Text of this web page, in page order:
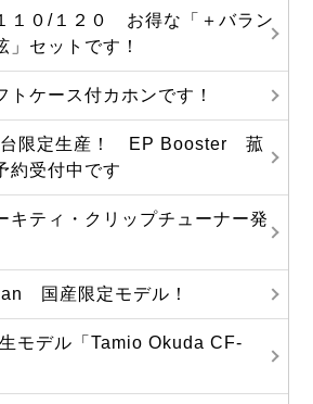
１０/１２０ お得な「＋バラン
」セットです！
ケース付カホンです！
台限定生産！ EP Booster 菰
受付中です
ティ・クリップチューナー発
国産限定モデル！
モデル「Tamio Okuda CF-